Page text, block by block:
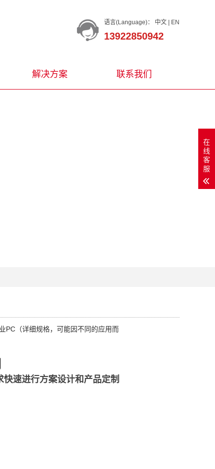
语言(Language)： 中文 EN
13922850942
解决方案 联系我们
PC（详细规格，可能因不同的应用而
快速进行方案设计和产品定制
在
线
客
服